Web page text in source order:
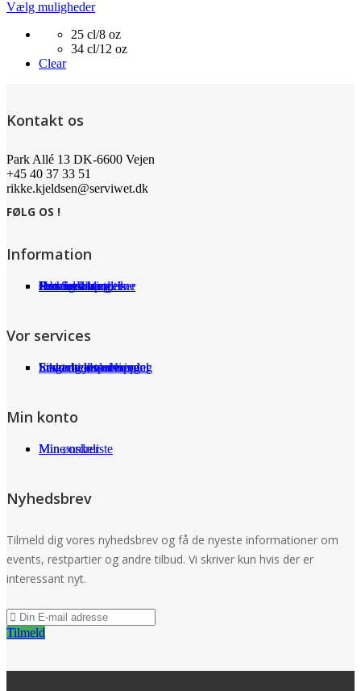
Vælg mulighederDette
har
flere
25 cl/8 oz
34 cl/12 oz
Clear
Kontakt os
Park Allé 13 DK-6600 Vejen
+45 40 37 33 51
rikke.kjeldsen@serviwet.dk
FØLG OS !
Information
Om Serviwet
Serviwet blog
Forhandlere
Persondatapolitik
Handelsbetingelser
Det siger kunderne
Jobs
Vor services
Fragt og returneringer
Sikkerhed ved handel
International shopping
Samarbejdspartnere
Leverandørservice
Min konto
Min ønskeliste
Mine ordrer
Nyhedsbrev
Tilmeld dig vores nyhedsbrev og få de nyeste informationer om
events, restpartier og andre tilbud. Vi skriver kun hvis der er
interessant nyt.
Tilmeld